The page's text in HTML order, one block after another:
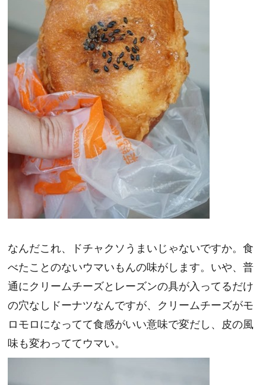
なんだこれ、ドチャクソうまいじゃないですか。食
べたことのないウマいもんの味がします。いや、普
通にクリームチーズとレーズンの具が入ってるだけ
の穴なしドーナツなんですが、クリームチーズがモ
ロモロになってて食感がいい意味で変だし、皮の風
味も変わっててウマい。